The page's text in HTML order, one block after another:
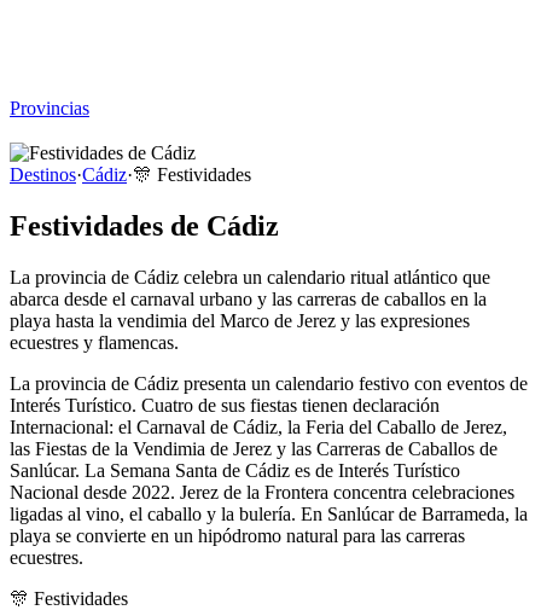
Provincias
Destinos·Cádiz·🎊 Festividades
Festividades de Cádiz
La provincia de Cádiz celebra un calendario ritual atlántico que
abarca desde el carnaval urbano y las carreras de caballos en la
playa hasta la vendimia del Marco de Jerez y las expresiones
ecuestres y flamencas.
La provincia de Cádiz presenta un calendario festivo con eventos de
Interés Turístico. Cuatro de sus fiestas tienen declaración
Internacional: el Carnaval de Cádiz, la Feria del Caballo de Jerez,
las Fiestas de la Vendimia de Jerez y las Carreras de Caballos de
Sanlúcar. La Semana Santa de Cádiz es de Interés Turístico
Nacional desde 2022. Jerez de la Frontera concentra celebraciones
ligadas al vino, el caballo y la bulería. En Sanlúcar de Barrameda, la
playa se convierte en un hipódromo natural para las carreras
ecuestres.
🎊 Festividades